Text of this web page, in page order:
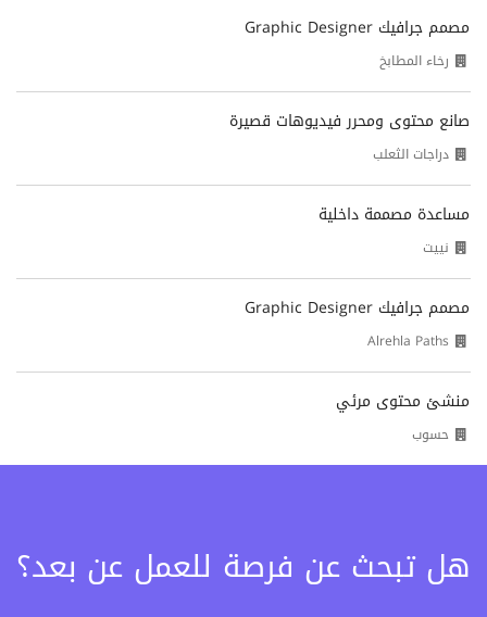
مصمم جرافيك Graphic Designer
رخاء المطابخ
صانع محتوى ومحرر فيديوهات قصيرة
دراجات الثعلب
مساعدة مصممة داخلية
نييت
مصمم جرافيك Graphic Designer
Alrehla Paths
منشئ محتوى مرئي
حسوب
هل تبحث عن فرصة للعمل عن بعد؟